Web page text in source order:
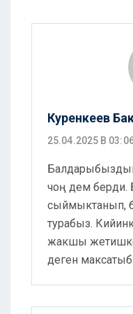
Куренкеев
25.04.2025 В
чоң дем берди.
сыймыктанып,
турабыз.
жакшы
деген